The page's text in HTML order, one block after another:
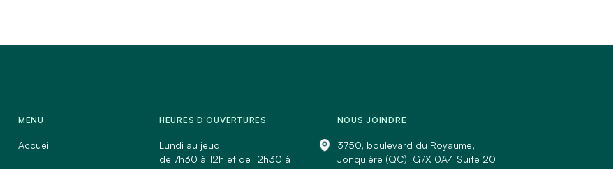
MENU
Accueil
HEURES D'OUVERTURES
Lundi au jeudi
de 7h30 à 12h et de 12h30 à
NOUS JOINDRE
3750, boulevard du Royaume,
Jonquière (QC) G7X 0A4 Suite 201